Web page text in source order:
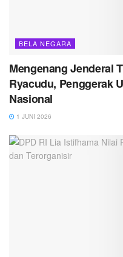
BELA NEGARA
Mengenang Jenderal
Ryacudu, Penggerak
Nasional
1 JUNI 2026